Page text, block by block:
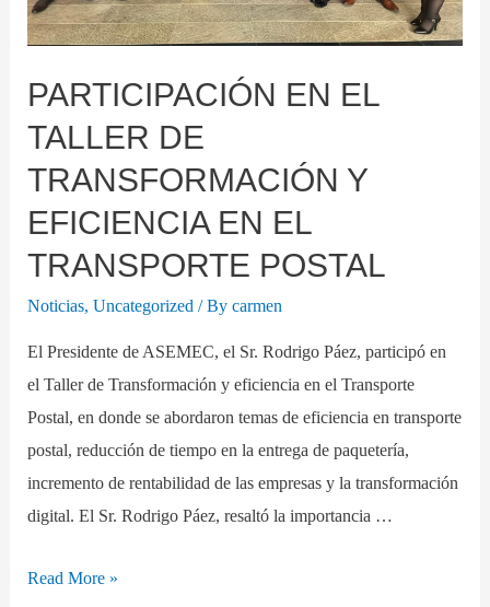
PARTICIPACIÓN EN EL
TALLER DE
TRANSFORMACIÓN Y
EFICIENCIA EN EL
TRANSPORTE POSTAL
Noticias,Uncategorized / Bycarmen
El Presidente de ASEMEC, el Sr. Rodrigo Páez, participó en
el Taller de Transformación y eficiencia en el Transporte
Postal, en donde se abordaron temas de eficiencia en transporte
postal, reducción de tiempo en la entrega de paquetería,
incremento de rentabilidad de las empresas y la transformación
digital. El Sr. Rodrigo Páez, resaltó la importancia …
Read More »